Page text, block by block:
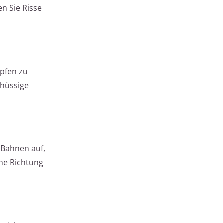
Sie Risse
zu
auf,
Richtung